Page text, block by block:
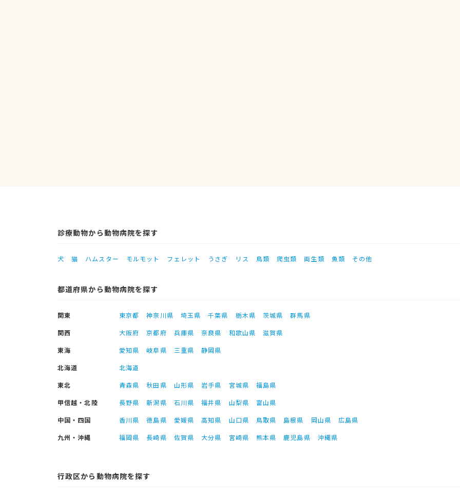
診療動物から動物病院を探す
犬 猫 ハムスター モルモット フェレット うさぎ リス 鳥類 爬虫類 両生類 魚類 その他
都道府県から動物病院を探す
関東 東京都 神奈川県 埼玉県 千葉県 栃木県 茨城県
群馬県
関西
大阪府 京都府 兵庫県 奈良県 和歌山県
滋賀県
東海
愛知県 岐阜県 三重県
静岡県
北海道
北海道
東北
青森県 秋田県 山形県 岩手県 宮城県
福島県
甲信越・北陸
長野県 新潟県 石川県 福井県 山梨県
富山県
中国・四国
香川県 徳島県 愛媛県 高知県 山口県 鳥取県 島根県 岡山県
広島県
九州・沖縄
福岡県 長崎県 佐賀県 大分県 宮崎県 熊本県 鹿児島県 沖縄県
行政区から動物病院を探す